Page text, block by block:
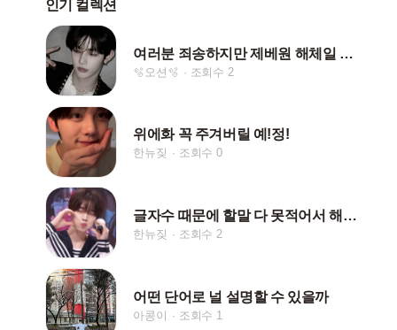
인기 컬렉션
여러분 죄송하지만 제베원 해체일 언제인지 아는 분..?
🫧오션🫧 조회수 2
위에화 꼭 주겨버릴 예!정!
한뉴짖 조회수 0
글자수 때문에 할말 다 못적어서 해시태그 봐주세요(고민
한뉴짖 조회수 2
어떤 단어로 널 설명할 수 있을까
아콩이 조회수 1